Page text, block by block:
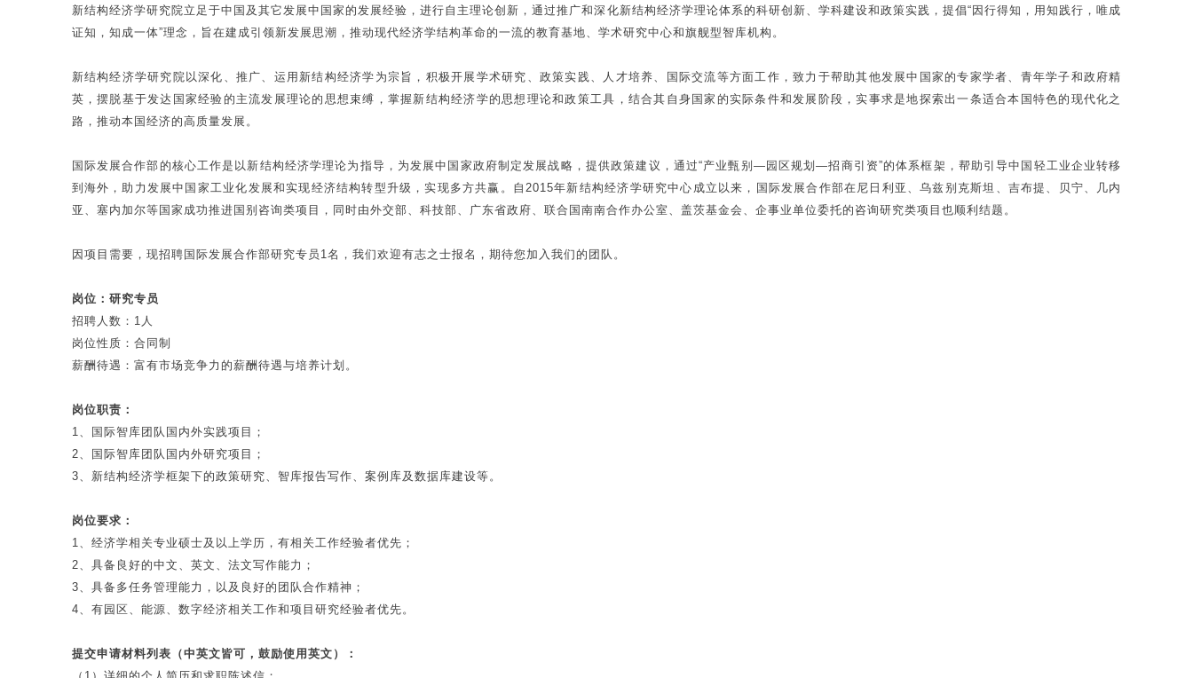
新结构经济学研究院立足于中国及其它发展中国家的发展经验，进行自主理论创新，通过推广和深化新结构经济学理论体系的科研创新、学科建设和政策实践，提倡“因行得知，用知践行，唯成
证知，知成一体”理念，旨在建成引领新发展思潮，推动现代经济学结构革命的一流的教育基地、学术研究中心和旗舰型智库机构。
新结构经济学研究院以深化、推广、运用新结构经济学为宗旨，积极开展学术研究、政策实践、人才培养、国际交流等方面工作，致力于帮助其他发展中国家的专家学者、青年学子和政府精
英，摆脱基于发达国家经验的主流发展理论的思想束缚，掌握新结构经济学的思想理论和政策工具，结合其自身国家的实际条件和发展阶段，实事求是地探索出一条适合本国特色的现代化之
路，推动本国经济的高质量发展。
国际发展合作部的核心工作是以新结构经济学理论为指导，为发展中国家政府制定发展战略，提供政策建议，通过“产业甄别—园区规划—招商引资”的体系框架，帮助引导中国轻工业企业转移
到海外，助力发展中国家工业化发展和实现经济结构转型升级，实现多方共赢。自2015年新结构经济学研究中心成立以来，国际发展合作部在尼日利亚、乌兹别克斯坦、吉布提、贝宁、几内
亚、塞内加尔等国家成功推进国别咨询类项目，同时由外交部、科技部、广东省政府、联合国南南合作办公室、盖茨基金会、企事业单位委托的咨询研究类项目也顺利结题。
因项目需要，现招聘国际发展合作部研究专员1名，我们欢迎有志之士报名，期待您加入我们的团队。
岗位：研究专员
招聘人数：1人
岗位性质：合同制
薪酬待遇：富有市场竞争力的薪酬待遇与培养计划。
岗位职责：
1、国际智库团队国内外实践项目；
2、国际智库团队国内外研究项目；
3、新结构经济学框架下的政策研究、智库报告写作、案例库及数据库建设等。
岗位要求：
1、经济学相关专业硕士及以上学历，有相关工作经验者优先；
2、具备良好的中文、英文、法文写作能力；
3、具备多任务管理能力，以及良好的团队合作精神；
4、有园区、能源、数字经济相关工作和项目研究经验者优先。
提交申请材料列表（中英文皆可，鼓励使用英文）：